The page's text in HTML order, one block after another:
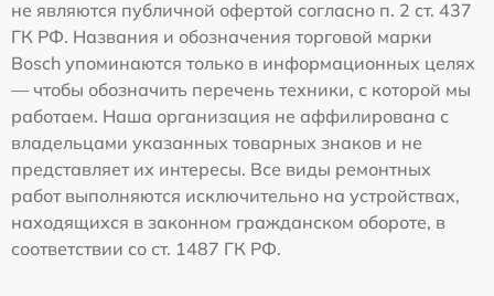
не являются публичной офертой согласно п. 2 ст. 437
ГК РФ. Названия и обозначения торговой марки
Bosch упоминаются только в информационных целях
— чтобы обозначить перечень техники, с которой мы
работаем. Наша организация не аффилирована с
владельцами указанных товарных знаков и не
представляет их интересы. Все виды ремонтных
работ выполняются исключительно на устройствах,
находящихся в законном гражданском обороте, в
соответствии со ст. 1487 ГК РФ.